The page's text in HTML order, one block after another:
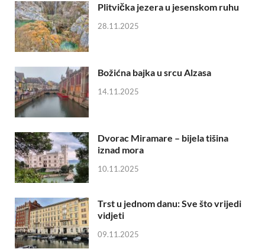
Plitvička jezera u jesenskom ruhu
28.11.2025
Božićna bajka u srcu Alzasa
14.11.2025
Dvorac Miramare – bijela tišina
iznad mora
10.11.2025
Trst u jednom danu: Sve što vrijedi
vidjeti
09.11.2025